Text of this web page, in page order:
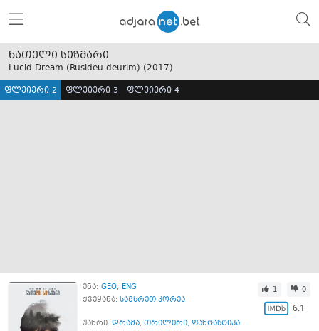
ნათელი სიზმარი
Lucid Dream (Rusideu deurim) (2017)
ფლეიერი 2 ფლეიერი 3 ფლეიერი 4
ენა: GEO ENG
ქვეყანა: სამხრეთ კორეა
1 0
6.1
ჟანრი: დრამა, თრილერი, ფანტასტიკა